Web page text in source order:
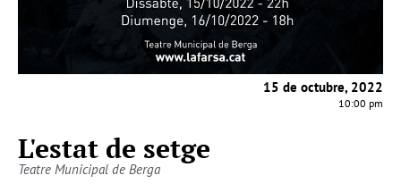
15 de octubre, 2022
10:00 pm
L'estat de setge
Teatre Municipal de Berga